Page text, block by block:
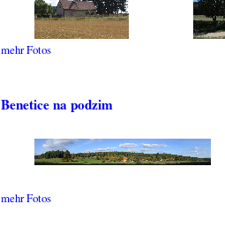
mehr Fotos
Benetice na podzim
mehr Fotos